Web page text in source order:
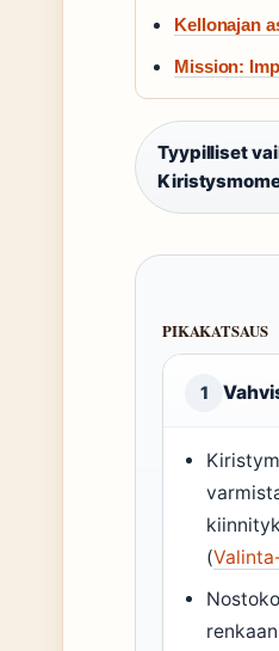
Kellonajan
Mission:
Tyypilliset
PIKAKATSAUS
1
(